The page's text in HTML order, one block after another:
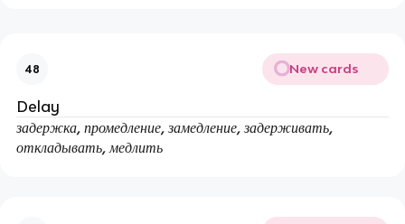
48 New cards
Delay
задержка, промедление, замедление, задерживать,
откладывать, медлить